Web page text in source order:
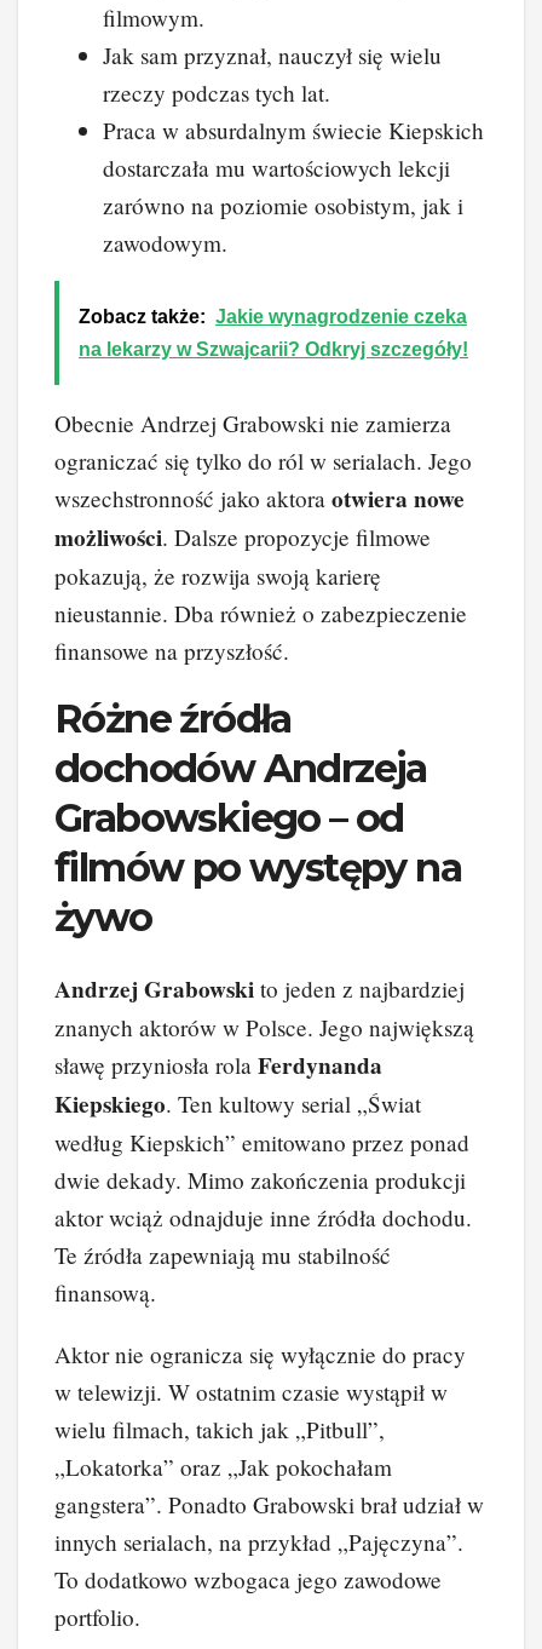
filmowym.
Jak sam przyznał, nauczył się wielu
rzeczy podczas tych lat.
Praca w absurdalnym świecie Kiepskich
dostarczała mu wartościowych lekcji
zarówno na poziomie osobistym, jak i
zawodowym.
Zobacz także: Jakie wynagrodzenie czeka
na lekarzy w Szwajcarii? Odkryj szczegóły!
Obecnie Andrzej Grabowski nie zamierza
ograniczać się tylko do ról w serialach. Jego
wszechstronność jako aktora otwiera nowe
możliwości. Dalsze propozycje filmowe
pokazują, że rozwija swoją karierę
nieustannie. Dba również o zabezpieczenie
finansowe na przyszłość.
Różne źródła
dochodów Andrzeja
Grabowskiego – od
filmów po występy na
żywo
Andrzej Grabowski to jeden z najbardziej
znanych aktorów w Polsce. Jego największą
sławę przyniosła rola Ferdynanda
Kiepskiego. Ten kultowy serial „Świat
według Kiepskich” emitowano przez ponad
dwie dekady. Mimo zakończenia produkcji
aktor wciąż odnajduje inne źródła dochodu.
Te źródła zapewniają mu stabilność
finansową.
Aktor nie ogranicza się wyłącznie do pracy
w telewizji. W ostatnim czasie wystąpił w
wielu filmach, takich jak „Pitbull”,
„Lokatorka” oraz „Jak pokochałam
gangstera”. Ponadto Grabowski brał udział w
innych serialach, na przykład „Pajęczyna”.
To dodatkowo wzbogaca jego zawodowe
portfolio.